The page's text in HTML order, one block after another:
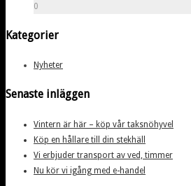
0
Kategorier
Nyheter
Senaste inläggen
Vintern är här – köp vår taksnöhyvel
Köp en hållare till din stekhäll
Vi erbjuder transport av ved, timmer
Nu kör vi igång med e-handel